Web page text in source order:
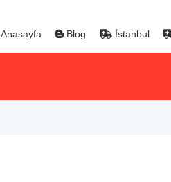
Anasayfa Blog İstanbul